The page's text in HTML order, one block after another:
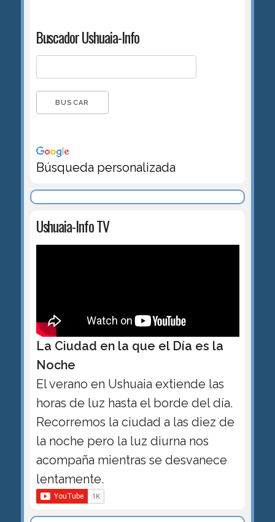
Buscador Ushuaia-Info
Búsqueda personalizada
Ushuaia-Info TV
La Ciudad en la que el Día es la
Noche
El verano en Ushuaia extiende las
horas de luz hasta el borde del día.
Recorremos la ciudad a las diez de
la noche pero la luz diurna nos
acompaña mientras se desvanece
lentamente.